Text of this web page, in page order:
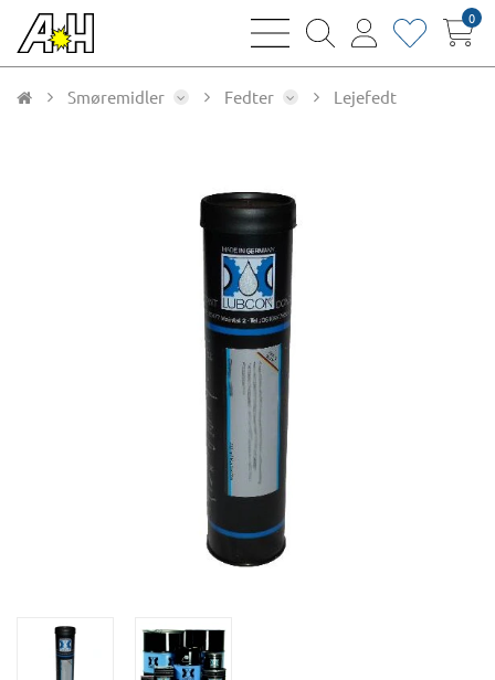
bars
magnifying
user
heart0
Smøremidler Fedter Lejefedt